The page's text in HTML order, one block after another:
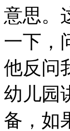
意思。
一下，
他反问
幼儿园
备，如